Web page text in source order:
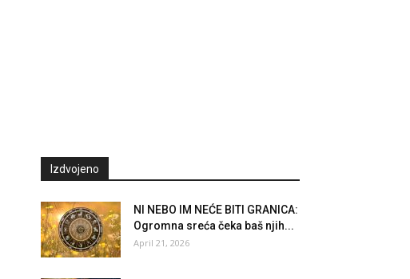
Izdvojeno
NI NEBO IM NEĆE BITI GRANICA:
Ogromna sreća čeka baš njih...
April 21, 2026